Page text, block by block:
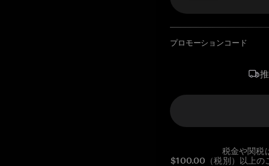
プロモーションコード
税金や関税
$100.00（税別）以上の